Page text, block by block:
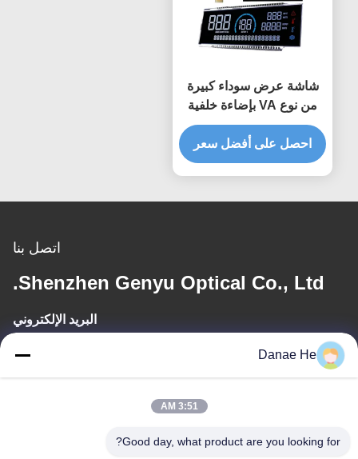
شاشة عرض سوداء كبيرة
من نوع VA بإضاءة خلفية
LED بيضاء لشاشة LCD
مقطعية أحادية اللون
مخصصة في أجهزة التحكم
احصل على أفضل سعر
اتصل بنا
Shenzhen Genyu Optical Co., Ltd.
البريد الإلكتروني
Tan@genyudisplay.com
Danae He
3:51 AM
Good day, what product are you looking for?